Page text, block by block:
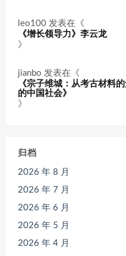
leo100 发表在《
《增长领导力》李云龙
》
jianbo 发表在《
《宗子维城：从考古材料
的中国社会》
》
归档
2026 年 8 月
2026 年 7 月
2026 年 6 月
2026 年 5 月
2026 年 4 月